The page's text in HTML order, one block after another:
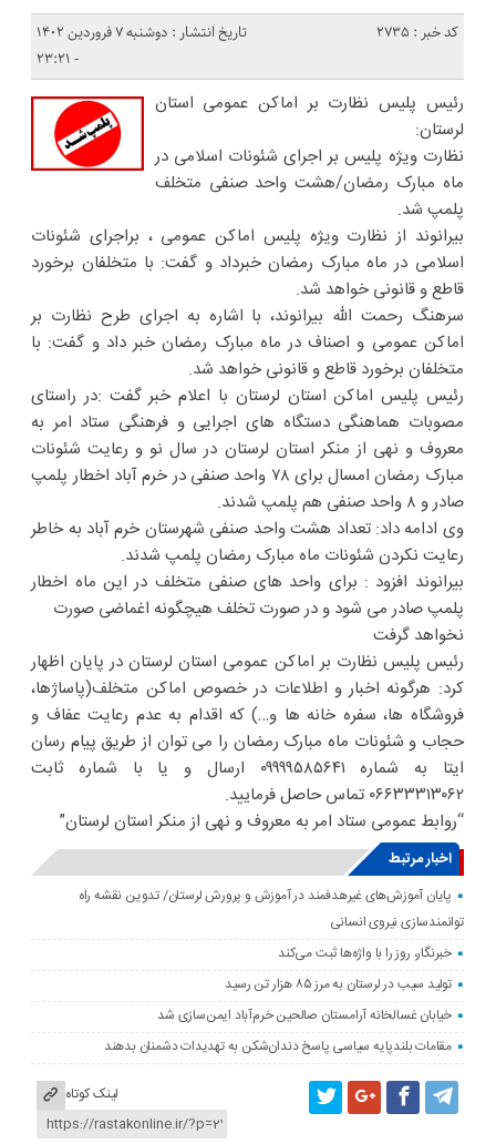
کد خبر : 2735
تاریخ انتشار : دوشنبه ۷ فروردین ۱۴۰۲
- ۲۳:۲۱
رئیس پلیس نظارت بر اماکن عمومی استان
لرستان:
نظارت ویژه پلیس بر اجرای شئونات اسلامی در
ماه مبارک رمضان/هشت واحد صنفی متخلف
پلمپ شد.
بیرانوند از نظارت ویژه پلیس اماکن عمومی ، براجرای شئونات
اسلامی در ماه مبارک رمضان خبرداد و گفت: با متخلفان برخورد
قاطع و قانونی خواهد شد.
سرهنگ رحمت الله بیرانوند، با اشاره به اجرای طرح نظارت بر
اماکن عمومی و اصناف در ماه مبارک رمضان خبر داد و گفت: با
متخلفان برخورد قاطع و قانونی خواهد شد.
رئیس پلیس اماکن استان لرستان با اعلام خبر گفت :در راستای
مصوبات هماهنگی دستگاه های اجرایی و فرهنگی ستاد امر به
معروف و نهی از منکر استان لرستان در سال نو و رعایت شئونات
مبارک رمضان امسال برای ۷۸ واحد صنفی در خرم آباد اخطار پلمپ
صادر و ۸ واحد صنفی هم پلمپ شدند.
وی ادامه داد: تعداد هشت واحد صنفی شهرستان خرم آباد به خاطر
رعایت نکردن شئونات ماه مبارک رمضان پلمپ شدند.
بیرانوند افزود : برای واحد های صنفی متخلف در این ماه اخطار
پلمپ صادر می شود و در صورت تخلف هیچگونه اغماضی صورت
نخواهد گرفت
رئیس پلیس نظارت بر اماکن عمومی استان لرستان در پایان اظهار
کرد: هرگونه اخبار و اطلاعات در خصوص اماکن متخلف(پاساژها،
فروشگاه ها، سفره خانه ها و…) که اقدام به عدم رعایت عفاف و
حجاب و شئونات ماه مبارک رمضان را می توان از طریق پیام رسان
ایتا به شماره ۰۹۹۹۹۵۸۵۶۴۱ ارسال و یا با شماره ثابت
۰۶۶۳۳۳۱۳۰۶۲ تماس حاصل فرمایید.
“روابط عمومی ستاد امر به معروف و نهی از منکر استان لرستان”
اخبار مرتبط
پایان آموزش‌های غیرهدفمند در آموزش و پرورش لرستان/ تدوین نقشه راه
توانمندسازی نیروی انسانی
خبرنگار، روز را با واژه‌ها ثبت می‌کند
تولید سیب در لرستان به مرز ۸۵ هزار تن رسید
خیابان غسالخانه آرامستان صالحین خرم‌آباد ایمن‌سازی شد
مقامات بلندپایه سیاسی پاسخ دندان‌شکن به تهدیدات دشمنان بدهند
لینک کوتاه